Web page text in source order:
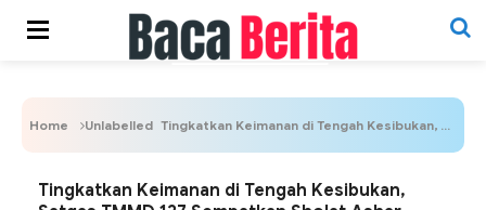
Home Unlabelled Tingkatkan Keimanan di Tengah Kesibukan, Satgas TMMD 127 Sempatkan Sholat Ashar Berjamaah
Tingkatkan Keimanan di Tengah Kesibukan,